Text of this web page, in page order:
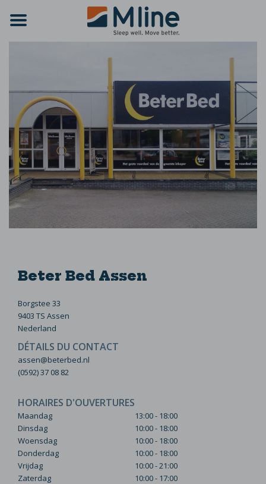
Beter Bed Assen
Borgstee 33
9403 TS Assen
Nederland
DÉTAILS DU CONTACT
assen@beterbed.nl
(0592) 37 08 82
HORAIRES D'OUVERTURES
Maandag
13:00 - 18:00
Dinsdag
10:00 - 18:00
Woensdag
10:00 - 18:00
Donderdag
10:00 - 18:00
Vrijdag
10:00 - 21:00
Zaterdag
10:00 - 17:00